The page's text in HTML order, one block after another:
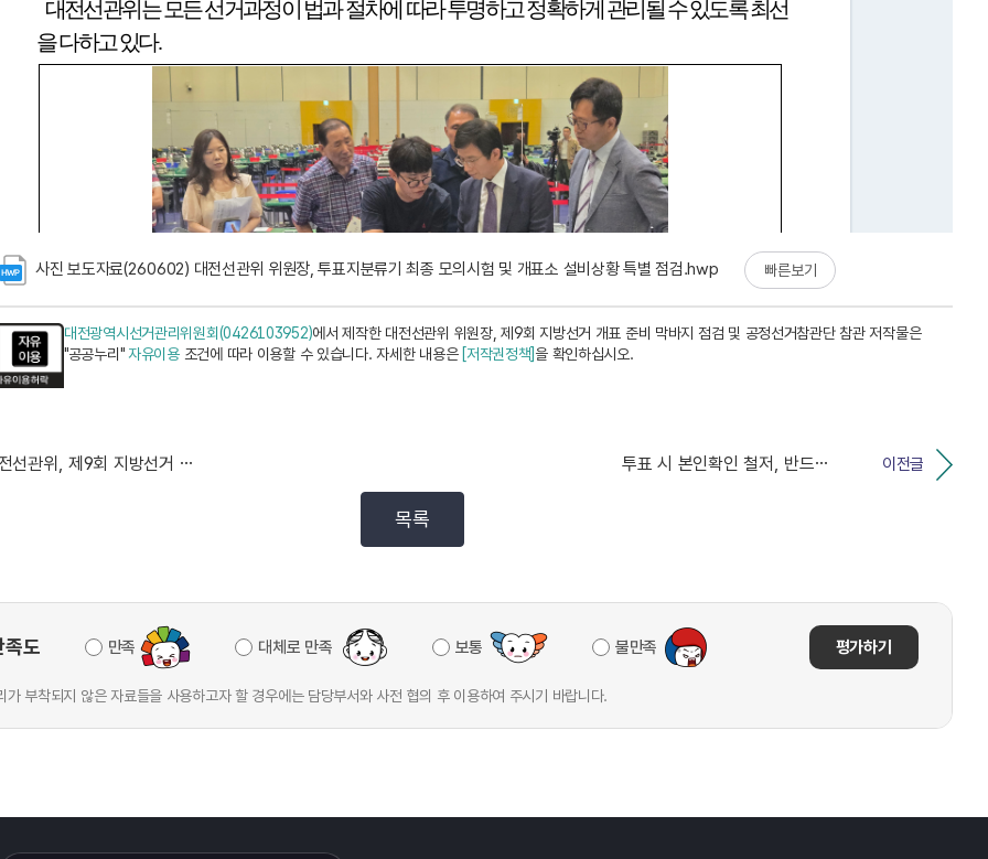
사진 보도자료(260602) 대전선관위 위원장, 투표지분류기 최종 모의시험 및 개표소 설비상황 특별 점검.hwp 빠른보기
대전광역시선거관리위원회(0426103952)에서 제작한 대전선관위 위원장, 제9회 지방선거 개표 준비 막바지 점검 및 공정선거참관단 참관 저작물은
"공공누리" 자유이용조건에 따라 이용할 수 있습니다. 자세한 내용은 [저작권정책]을 확인하십시오.
대전선관위, 제9회 지방선거 당선증 교부식 개최 이전글
투표 시 본인확인 철저, 반드시 한 명의 후보자에게 투...
목록
족도 만족 대체로 만족 보통 불만족 평가하기
가 부착되지 않은 자료들을 사용하고자 할 경우에는 담당부서와 사전 협의 후 이용하여 주시기 바랍니다.